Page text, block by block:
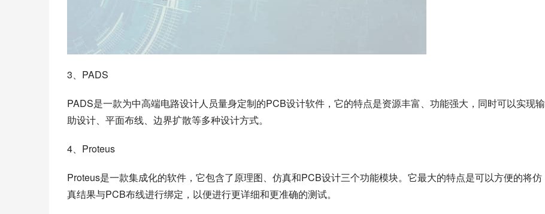
3、PADS
PADS是一款为中高端电路设计人员量身定制的PCB设计软件，它的特点是资源丰富、功能强大，同时可以实现输
助设计、平面布线、边界扩散等多种设计方式。
4、Proteus
Proteus是一款集成化的软件，它包含了原理图、仿真和PCB设计三个功能模块。它最大的特点是可以方便的将仿
真结果与PCB布线进行绑定，以便进行更详细和更准确的测试。